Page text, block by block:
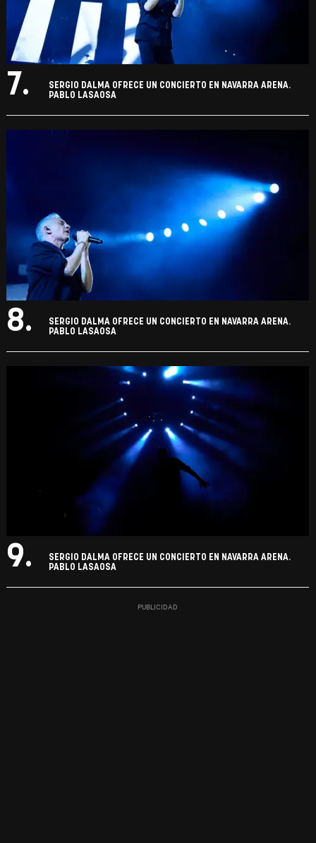
7.
SERGIO DALMA OFRECE UN CONCIERTO EN NAVARRA ARENA.
PABLO LASAOSA
8.
SERGIO DALMA OFRECE UN CONCIERTO EN NAVARRA ARENA.
PABLO LASAOSA
9.
SERGIO DALMA OFRECE UN CONCIERTO EN NAVARRA ARENA.
PABLO LASAOSA